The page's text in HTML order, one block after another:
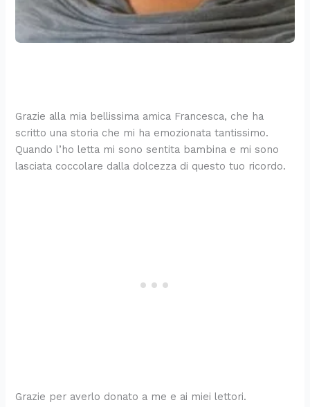
Grazie alla mia bellissima amica Francesca, che ha
scritto una storia che mi ha emozionata tantissimo.
Quando l’ho letta mi sono sentita bambina e mi sono
lasciata coccolare dalla dolcezza di questo tuo ricordo.
Grazie per averlo donato a me e ai miei lettori.